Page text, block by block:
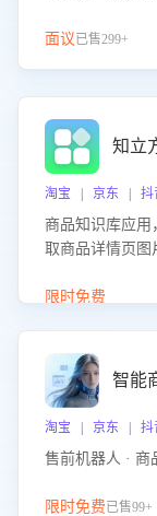
面议已售299+
知立
淘宝 | 京东 | 抖
商品知识库应用
取商品详情页图
限时免费
智能
淘宝 | 京东 | 抖
售前机器人 · 商
限时免费已售99+